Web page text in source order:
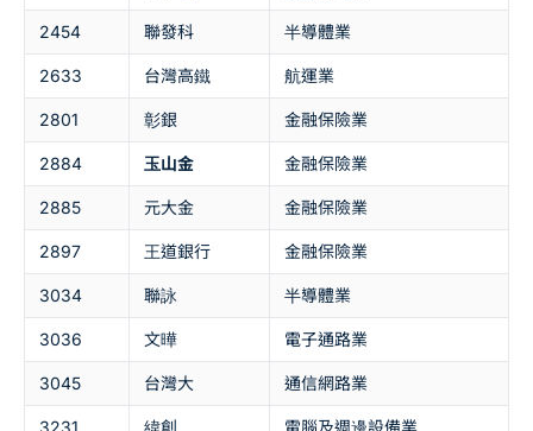
2454 聯發科 半導體業
2633 台灣高鐵 航運業
2801 彰銀 金融保險業
2884 玉山金 金融保險業
2885 元大金 金融保險業
2897 王道銀行 金融保險業
3034 聯詠 半導體業
3036 文曄 電子通路業
3045 台灣大 通信網路業